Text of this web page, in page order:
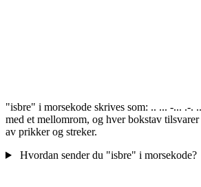
"isbre" i morsekode skrives som: .. ... -... .-.
med et mellomrom, og hver bokstav
av prikker og streker.
Hvordan sender du "isbre" i morsekode?